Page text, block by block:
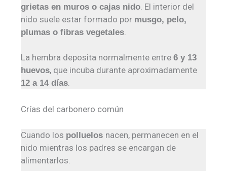
grietas en muros o cajas nido. El interior del
nido suele estar formado por musgo, pelo,
plumas o fibras vegetales.
La hembra deposita normalmente entre6 y 13
huevos, que incuba durante aproximadamente
12 a 14 días.
Crías del carbonero común
Cuando los polluelos nacen, permanecen en el
nido mientras los padres se encargan de
alimentarlos.